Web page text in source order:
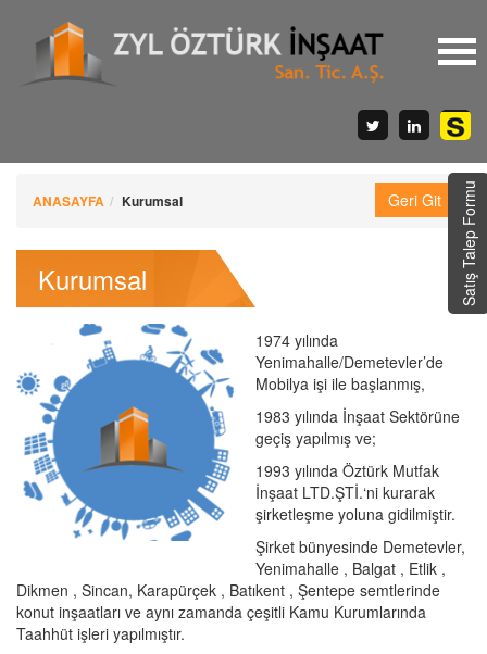
Satış Talep Formu
ANASAYFA Kurumsal
Kurumsal
1974 yılında
Yenimahalle/Demetevler’de
Mobilya işi ile başlanmış,
1983 yılında İnşaat Sektörüne
geçiş yapılmış ve;
1993 yılında Öztürk Mutfak
İnşaat LTD.ŞTİ.‘ni kurarak
şirketleşme yoluna gidilmiştir.
Şirket bünyesinde Demetevler,
Yenimahalle , Balgat , Etlik ,
Dikmen , Sincan, Karapürçek , Batıkent , Şentepe semtlerinde
konut inşaatları ve aynı zamanda çeşitli Kamu Kurumlarında
Taahhüt işleri yapılmıştır.